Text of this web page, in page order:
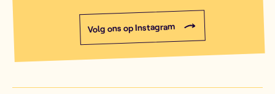
Volg ons op Instagram